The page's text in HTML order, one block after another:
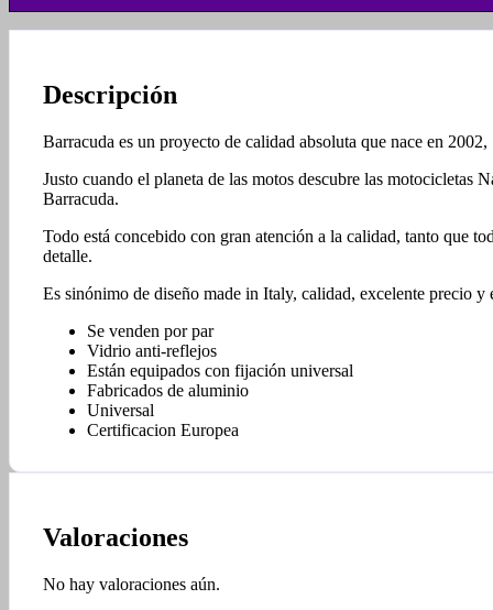
Descripción
Barracuda es un proyecto de calidad absoluta que nace en 2002,
Justo cuando el planeta de las motos descubre las
Barracuda.
Todo está concebido con gran atención a la calidad, tanto que
detalle.
Es sinónimo de diseño made in Italy, calidad, excelente precio y
Se venden por par
Vidrio anti-reflejos
Están equipados con fijación universal
Fabricados de aluminio
Universal
Certificacion Europea
Valoraciones
No hay valoraciones aún.